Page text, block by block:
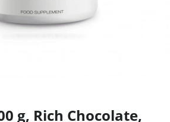
g, Rich Chocolate,